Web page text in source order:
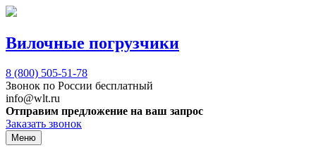
Вилочные погрузчики
8 (800) 505-51-78
Звонок по России бесплатный
info@wlt.ru
Отправим предложение на ваш запрос
Заказать звонок
Меню